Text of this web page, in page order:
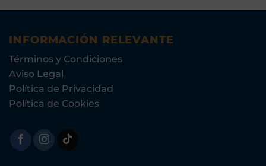
INFORMACIÓN RELEVANTE
Términos y Condiciones
Aviso Legal
Política de Privacidad
Política de Cookies